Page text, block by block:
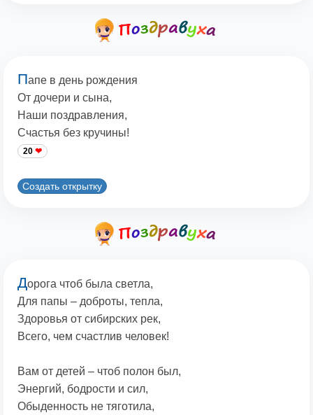
Папе в день рождения
От дочери и сына,
Наши поздравления,
Счастья без кручины!
20
Создать открытку
Дорога чтоб была светла,
Для папы – доброты, тепла,
Здоровья от сибирских рек,
Всего, чем счастлив человек!
Вам от детей – чтоб полон был,
Энергий, бодрости и сил,
Обыденность не тяготила,